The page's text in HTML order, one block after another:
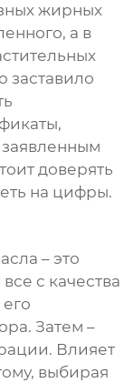
жирных
а в
заставило
доверять
на цифры.
– это
с качества
Затем –
Влияет
выбирая